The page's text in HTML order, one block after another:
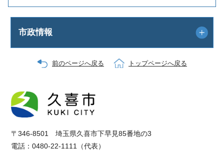
市政情報
前のページへ戻る トップページへ戻る
〒346-8501 埼玉県久喜市下早見85番地の3
電話：0480-22-1111（代表）